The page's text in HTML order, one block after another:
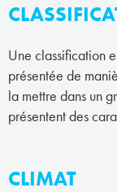
Une classification
présentée de
la mettre dans un
présentent des
CLIMAT